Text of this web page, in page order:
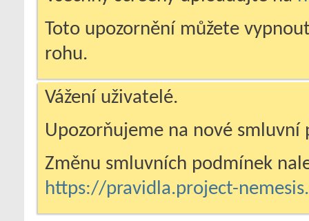
Toto upozornění můžete
rohu.
Vážení uživatelé.
Upozorňujeme na nové smluvní
Změnu smluvních podmínek
https://pravidla.project-